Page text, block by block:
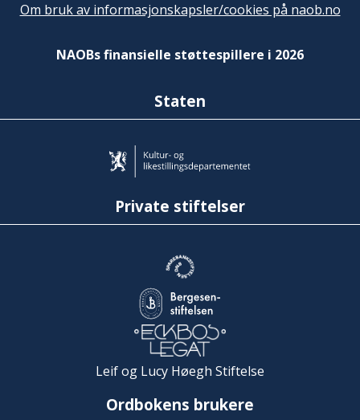
Om bruk av informasjonskapsler/cookies på naob.no
NAOBs finansielle støttespillere i 2026
Staten
Private stiftelser
Leif og Lucy Høegh Stiftelse
Ordbokens brukere